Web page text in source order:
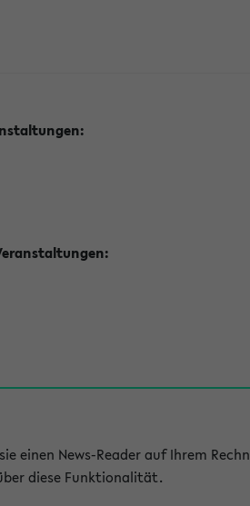
einen News-Reader auf Ihrem
diese Funktionalität.